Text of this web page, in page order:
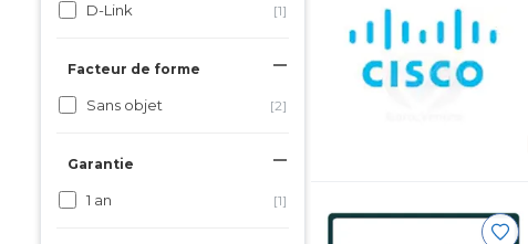
D-Link [1]
Facteur de forme
Sans objet [2]
Garantie
1 an [1]